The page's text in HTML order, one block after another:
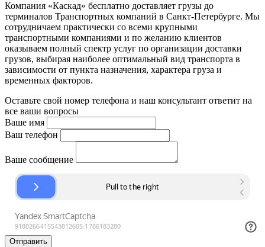
Компания «Каскад» бесплатно доставляет грузы до
терминалов Транспортных компаний в Санкт-Петербурге. Мы
сотрудничаем практически со всеми крупными
транспортными компаниями и по желанию клиентов
оказываем полный спектр услуг по организации доставки
грузов, выбирая наиболее оптимальный вид транспорта в
зависимости от пункта назначения, характера груза и
временных факторов.
Оставьте свой номер телефона и наш консультант ответит на
все ваши вопросы
Ваше имя
Ваш телефон
Ваше сообщение
Отправить